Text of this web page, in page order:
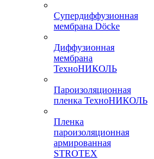
Супердиффузионная
мембрана Döcke
Диффузионная
мембрана
ТехноНИКОЛЬ
Пароизоляционная
пленка ТехноНИКОЛЬ
Пленка
пароизоляционная
армированная
STROTEX